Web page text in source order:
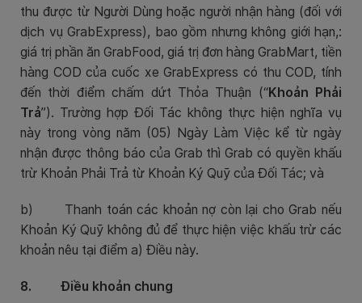
thu được từ Người Dùng hoặc người nhận hàng (đối với
dịch vụ GrabExpress), bao gồm nhưng không giới hạn,:
giá trị phần ăn GrabFood, giá trị đơn hàng GrabMart, tiền
hàng COD của cuốc xe GrabExpress có thu COD, tính
đến thời điểm chấm dứt Thỏa Thuận (“Khoản Phải
Trả”). Trường hợp Đối Tác không thực hiện nghĩa vụ
này trong vòng năm (05) Ngày Làm Việc kể từ ngày
nhận được thông báo của Grab thì Grab có quyền khấu
trừ Khoản Phải Trả từ Khoản Ký Quỹ của Đối Tác; và
b)
Thanh toán các khoản nợ còn lại cho Grab nếu
Khoản Ký Quỹ không đủ để thực hiện việc khấu trừ các
khoản nêu tại điểm a) Điều này.
8. Điều khoản chung